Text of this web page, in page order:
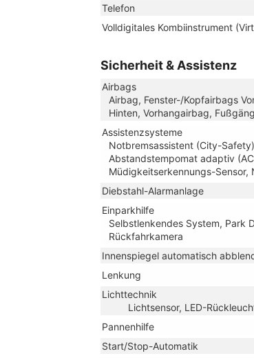
Telefon
Volldigitales Kombiinstrument
Sicherheit & Assistenz
Airbags
Airbag, Fenster-/Kopfairbags
Hinten, Vorhangairbag,
Assistenzsysteme
Notbremsassistent (City-
Abstandstempomat adaptiv
Müdigkeitserkennungs-
Diebstahl-Alarmanlage
Einparkhilfe
Selbstlenkendes System, Park
Rückfahrkamera
Innenspiegel automatisch
Lenkung
Lichttechnik
Lichtsensor, LED-
Pannenhilfe
Start/Stop-Automatik